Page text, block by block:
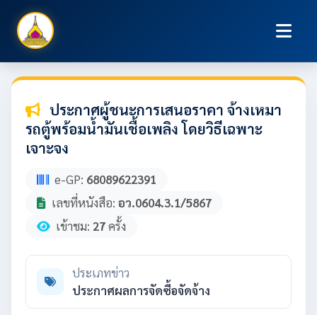
ประกาศผู้ชนะการเสนอราคา จ้างเหมา
รถตู้พร้อมน้ำมันเชื้อเพลิง โดยวิธีเฉพาะ
เจาะจง
e-GP: 68089622391
เลขที่หนังสือ: อว.0604.3.1/5867
เข้าชม: 27ครั้ง
ประเภทข่าว
ประกาศผลการจัดซื้อจัดจ้าง